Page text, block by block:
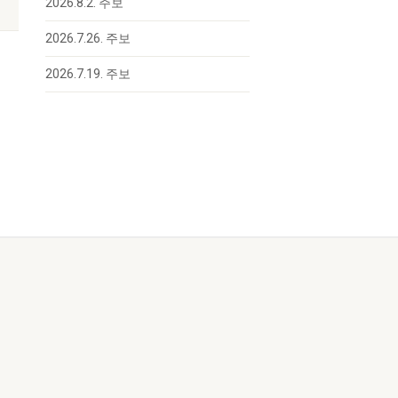
2026.7.26. 주보
2026.7.19. 주보